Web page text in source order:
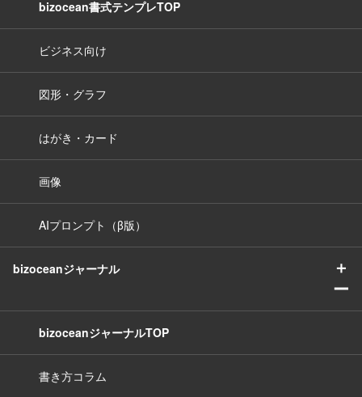
bizocean書式テンプレTOP
ビジネス向け
図形・グラフ
はがき・カード
画像
AIプロンプト（β版）
bizoceanジャーナル
＋
ー
bizoceanジャーナルTOP
書き方コラム